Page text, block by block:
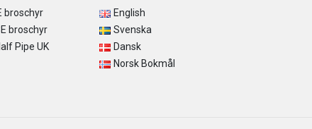
broschyr
broschyr
Pipe UK
English
Svenska
Dansk
Norsk Bokmål